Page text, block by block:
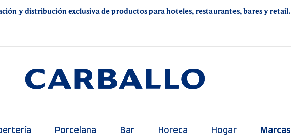
y distribución exclusiva de productos para hoteles, restaurantes, bares y retail.
Porcelana Bar Horeca Hogar Marcas